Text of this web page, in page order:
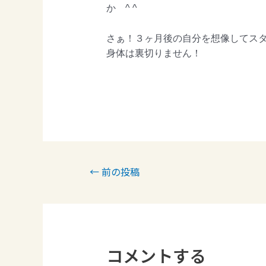
か ^ ^
さぁ！３ヶ月後の自分を想像して
身体は裏切りません！
←前の投稿
コメントする